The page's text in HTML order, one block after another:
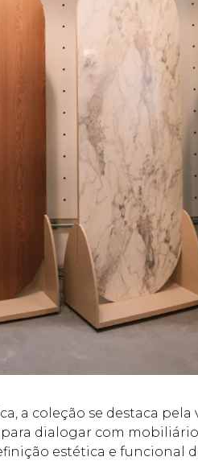
a coleção se destaca
dialogar com
estética e funcional